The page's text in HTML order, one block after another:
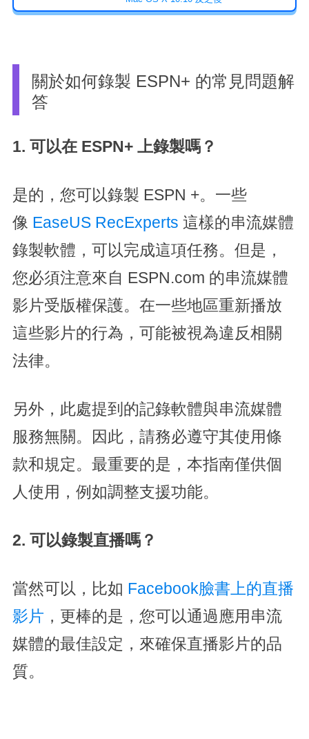
關於如何錄製 ESPN+ 的常見問題解
答
1. 可以在 ESPN+ 上錄製嗎？
是的，您可以錄製 ESPN +。一些
像 EaseUS RecExperts 這樣的串流媒體
錄製軟體，可以完成這項任務。但是，
您必須注意來自 ESPN.com 的串流媒體
影片受版權保護。在一些地區重新播放
這些影片的行為，可能被視為違反相關
法律。
另外，此處提到的記錄軟體與串流媒體
服務無關。因此，請務必遵守其使用條
款和規定。最重要的是，本指南僅供個
人使用，例如調整支援功能。
2. 可以錄製直播嗎？
當然可以，比如 Facebook臉書上的直播
影片 ，更棒的是，您可以通過應用串流
媒體的最佳設定，來確保直播影片的品
質。